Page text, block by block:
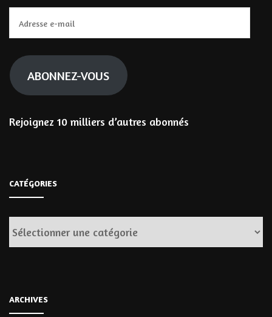
e-
mail
ABONNEZ-VOUS
Rejoignez 10 milliers d’autres abonnés
CATÉGORIES
Catégories
ARCHIVES